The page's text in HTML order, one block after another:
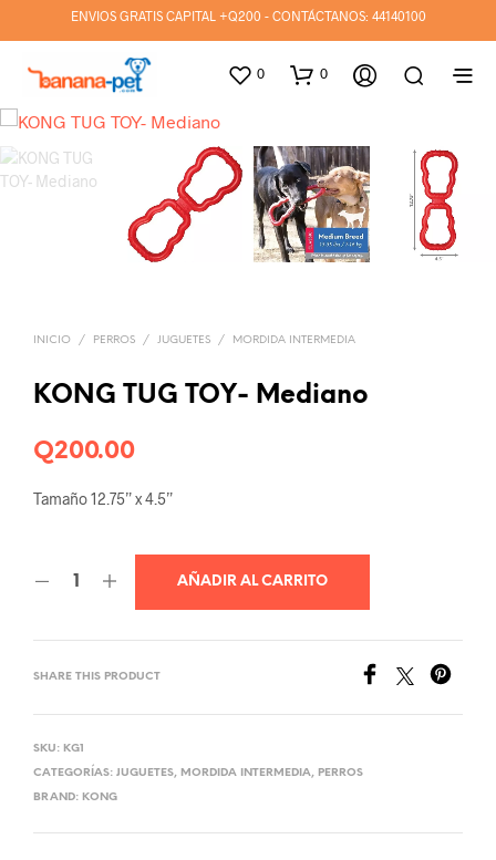
ENVIOS GRATIS CAPITAL +Q200 - CONTÁCTANOS: 44140100
0 0
INICIO / PERROS / JUGUETES / MORDIDA INTERMEDIA
KONG TUG TOY- Mediano
Q200.00
Tamaño 12.75” x 4.5”
AÑADIR AL CARRITO
SHARE THIS PRODUCT
SKU: KG1
CATEGORÍAS: JUGUETES, MORDIDA INTERMEDIA, PERROS
BRAND: KONG